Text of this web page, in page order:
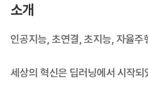
소개
인공지능, 초연결, 초지능, 자율주
세상의 혁신은 딥러닝에서 시작되